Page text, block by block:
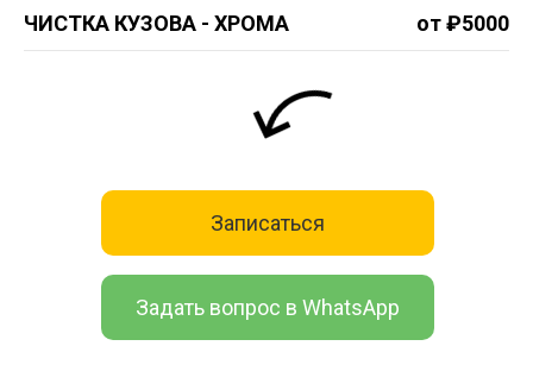
ЧИСТКА КУЗОВА - ХРОМА от ₽5000
Задать вопрос в WhatsApp
Записаться